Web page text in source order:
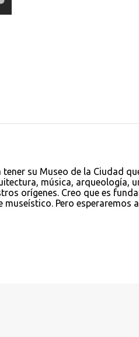
su Museo de la Ciudad
música, arqueología,
orígenes. Creo que es
Pero esperaremos